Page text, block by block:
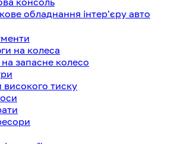
обладнання інтер'єру авто
на колеса
запасне колесо
тиску